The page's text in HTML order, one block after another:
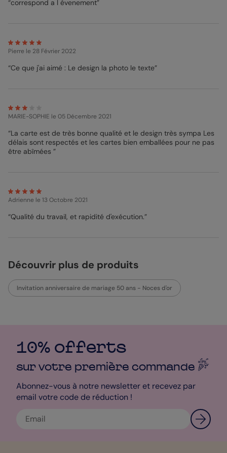
“correspond a l évenement”
Pierre le 28 Février 2022
“Ce que j'ai aimé : Le design la photo le texte”
MARIE-SOPHIE le 05 Décembre 2021
“La carte est de très bonne qualité et le design très sympa Les
délais sont respectés et les cartes bien emballées pour ne pas
être abîmées ”
Adrienne le 13 Octobre 2021
“Qualité du travail, et rapidité d'exécution.”
Découvrir plus de produits
Invitation anniversaire de mariage 50 ans - Noces d'or
10% offerts
sur votre première commande
Abonnez-vous à notre newsletter et recevez par
email votre code de réduction !